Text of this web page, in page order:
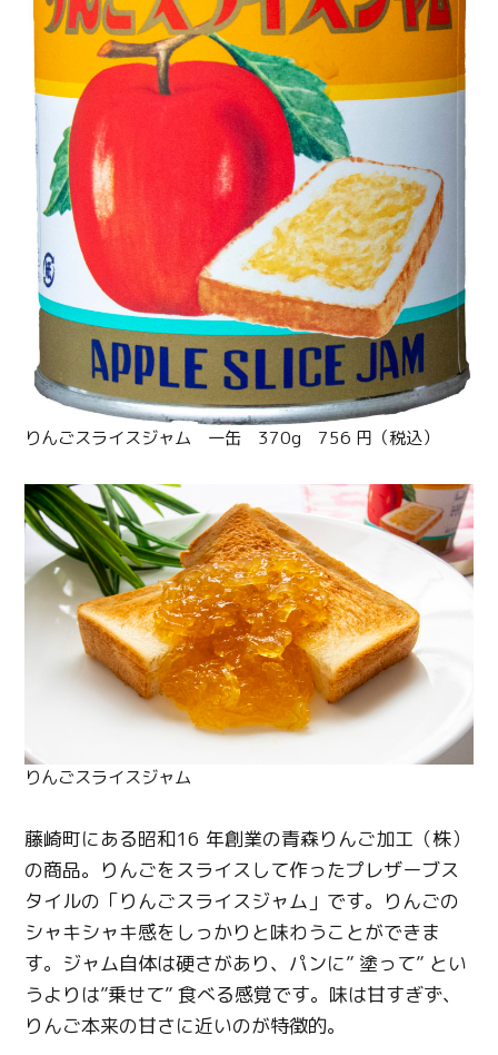
りんごスライスジャム 一缶 370g 756 円（税込）
りんごスライスジャム
藤崎町にある昭和16 年創業の青森りんご加工（株）
の商品。りんごをスライスして作ったプレザーブス
タイルの「りんごスライスジャム」です。りんごの
シャキシャキ感をしっかりと味わうことができま
す。ジャム自体は硬さがあり、パンに” 塗って” とい
うよりは”乗せて” 食べる感覚です。味は甘すぎず、
りんご本来の甘さに近いのが特徴的。